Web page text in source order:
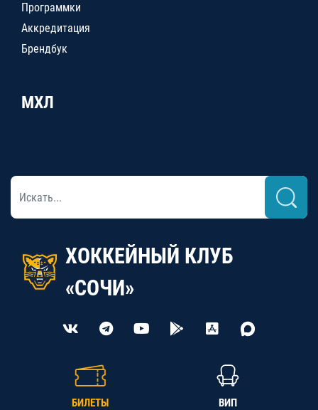
Программки
Аккредитация
Брендбук
МХЛ
ХОККЕЙНЫЙ КЛУБ
«СОЧИ»
БИЛЕТЫ ВИП